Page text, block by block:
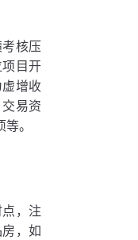
核压
目开
增收
易资
。
，注
，如